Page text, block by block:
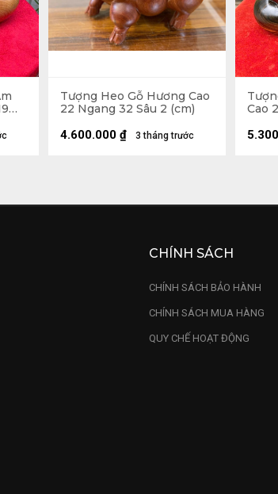
Tượng Heo Gỗ Hương Cao
22 Ngang 32 Sâu 2 (cm)
3 tháng trước
4.600.000 ₫
Cao
CHÍNH SÁCH
CHÍNH SÁCH BẢO HÀNH
CHÍNH SÁCH MUA HÀNG
QUY CHẾ HOẠT ĐỘNG